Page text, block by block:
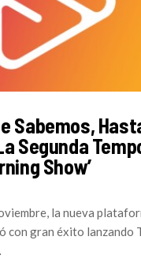
Sabemos,
Segunda
Show’
la nueva
con gran éxito lanzando